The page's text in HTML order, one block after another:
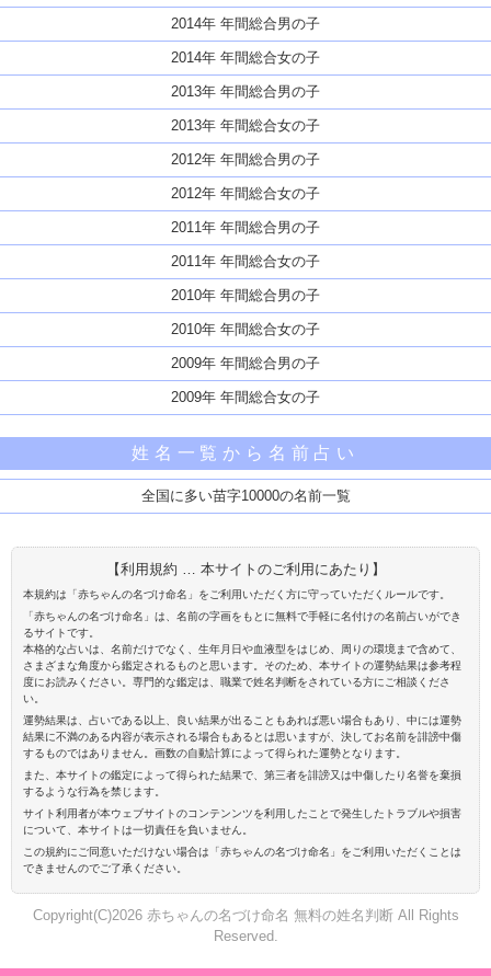
2014年 年間総合男の子
2014年 年間総合女の子
2013年 年間総合男の子
2013年 年間総合女の子
2012年 年間総合男の子
2012年 年間総合女の子
2011年 年間総合男の子
2011年 年間総合女の子
2010年 年間総合男の子
2010年 年間総合女の子
2009年 年間総合男の子
2009年 年間総合女の子
姓名一覧から名前占い
全国に多い苗字10000の名前一覧
【利用規約 … 本サイトのご利用にあたり】
本規約は「赤ちゃんの名づけ命名」をご利用いただく方に守っていただくルールです。
「赤ちゃんの名づけ命名」は、名前の字画をもとに無料で手軽に名付けの名前占いができ
るサイトです。
本格的な占いは、名前だけでなく、生年月日や血液型をはじめ、周りの環境まで含めて、
さまざまな角度から鑑定されるものと思います。そのため、本サイトの運勢結果は参考程
度にお読みください。専門的な鑑定は、職業で姓名判断をされている方にご相談くださ
い。
運勢結果は、占いである以上、良い結果が出ることもあれば悪い場合もあり、中には運勢
結果に不満のある内容が表示される場合もあるとは思いますが、決してお名前を誹謗中傷
するものではありません。画数の自動計算によって得られた運勢となります。
また、本サイトの鑑定によって得られた結果で、第三者を誹謗又は中傷したり名誉を棄損
するような行為を禁じます。
サイト利用者が本ウェブサイトのコンテンンツを利用したことで発生したトラブルや損害
について、本サイトは一切責任を負いません。
この規約にご同意いただけない場合は「赤ちゃんの名づけ命名」をご利用いただくことは
できませんのでご了承ください。
Copyright(C)2026 赤ちゃんの名づけ命名 無料の姓名判断 All Rights
Reserved.